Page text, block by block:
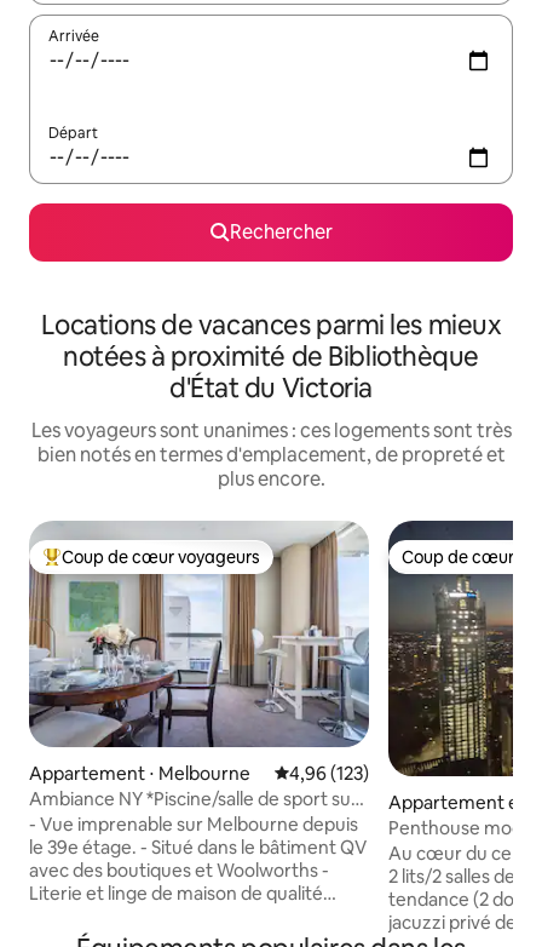
Arrivée
Départ
Rechercher
Locations de vacances parmi les mieux
notées à proximité de Bibliothèque
d'État du Victoria
Les voyageurs sont unanimes : ces logements sont très
bien notés en termes d'emplacement, de propreté et
plus encore.
Coups de cœur voyageurs les plus appréciés
Coup de cœur voyageurs
Appartement ⋅ Melbourne Évaluation moyenne sur la
4,96 (123)
Ambiance NY *Piscine/salle de sport sur
le toit *Parking 2 voitures *TV 98 cm
- Vue imprenable sur Melbourne depuis
le 39e étage. - Situé dans le bâtiment QV
avec des boutiques et Woolworths -
Literie et linge de maison de qualité
confortable - ÉNORME téléviseur 98 cm
Coup de cœur
Coup de cœur
Appartement en
⋅ Melbourne
Penthouse
vue, complexe
Au cœur du
2 lits/2 salles de
tendance (2
jacuzzi privé de